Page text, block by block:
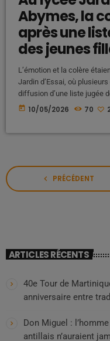
Abymes, la
après une
des jeunes
L’émotion et la colère
Jardin d’Essai, où
diffusion d’une liste jugée
filles de l’établissement. À
today 10/05/2026 70
navigate_before PRÉCÉDENT
ARTICLES RÉCENTS
40e Tour de
anniversaire entre
Don Miguel :
antillais n’auraient